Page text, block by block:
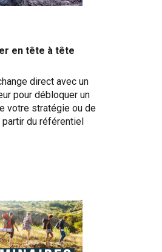
en tête à tête
direct avec un
pour débloquer un
votre stratégie ou de
partir du référentiel